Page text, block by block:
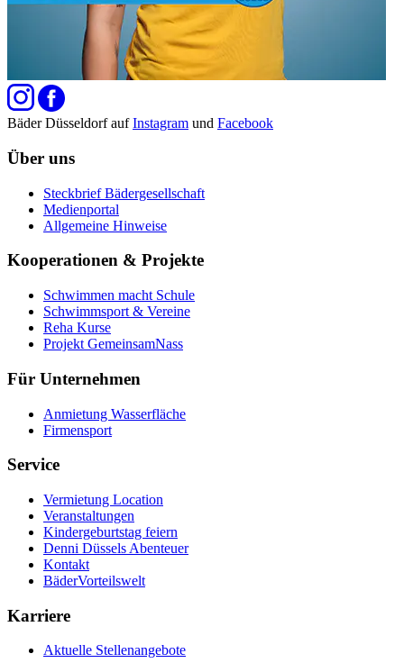
Bäder Düsseldorf aufInstagram und Facebook
Über uns
Steckbrief Bädergesellschaft
Medienportal
Allgemeine Hinweise
Kooperationen & Projekte
Schwimmen macht Schule
Schwimmsport & Vereine
Reha Kurse
Projekt GemeinsamNass
Für Unternehmen
Anmietung Wasserfläche
Firmensport
Service
Vermietung Location
Veranstaltungen
Kindergeburtstag feiern
Denni Düssels Abenteuer
Kontakt
BäderVorteilswelt
Karriere
Aktuelle Stellenangebote